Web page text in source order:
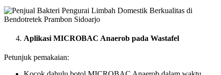
Aplikasi MICROBAC Anaerob pada Wastafel
Petunjuk pemakaian: